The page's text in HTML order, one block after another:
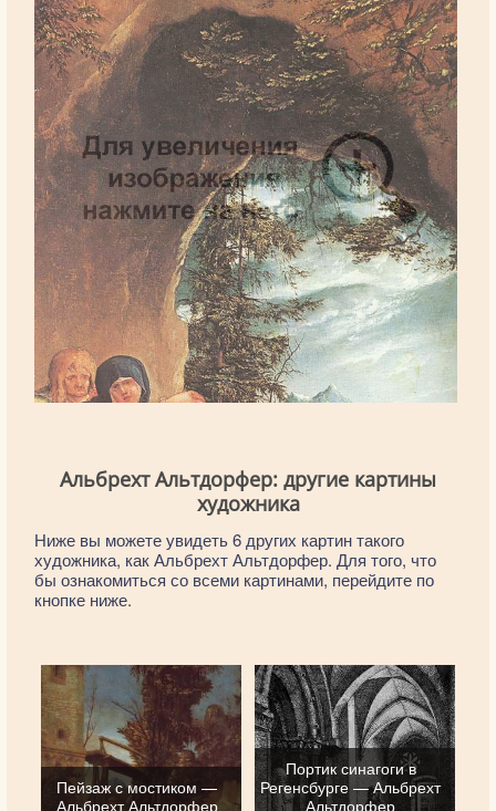
Альбрехт Альтдорфер: другие картины
художника
Ниже вы можете увидеть 6 других картин такого
художника, как Альбрехт Альтдорфер. Для того, что
бы ознакомиться со всеми картинами, перейдите по
кнопке ниже.
Пейзаж с мостиком —
Альбрехт Альтдорфер
Портик синагоги в
Регенсбурге — Альбрехт
Альтдорфер